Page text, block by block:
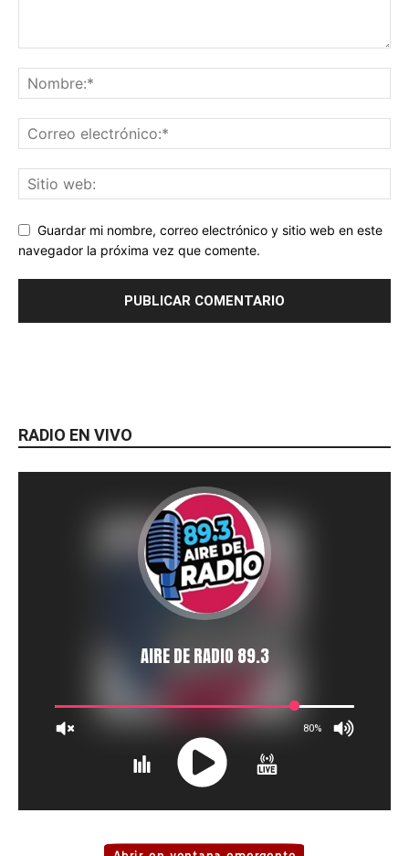
Guardar mi nombre, correo electrónico y sitio web en este
navegador la próxima vez que comente.
RADIO EN VIVO